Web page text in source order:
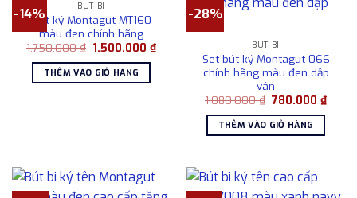
-14% BÚT BI
Bút ký Montagut MT160
màu đen chính hãng
1.750.000₫ Giá
là:
1.750.000 ₫.
1.500.000₫Giá
THÊM VÀO GIỎ HÀNG
-28%
BÚT BI
Set bút ký Montagut 066
chính hãng màu đen dập
vân
1.080.000₫ Giá
là:
1.080.000 ₫.
780.000₫Giá
hiện
THÊM VÀO GIỎ HÀNG